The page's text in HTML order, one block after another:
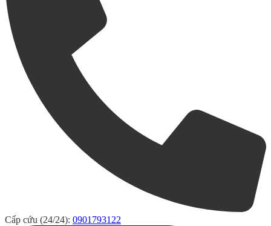
Cấp cứu (24/24): 0901793122